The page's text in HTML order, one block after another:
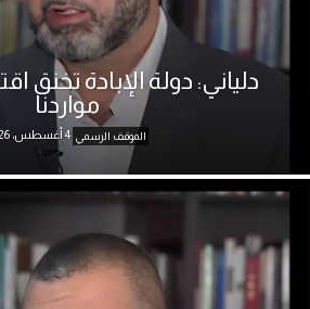
دلياني: دولة الإبادة تخنق
مواردنا
الموقف الرسمي 4 أغسطس، 2026